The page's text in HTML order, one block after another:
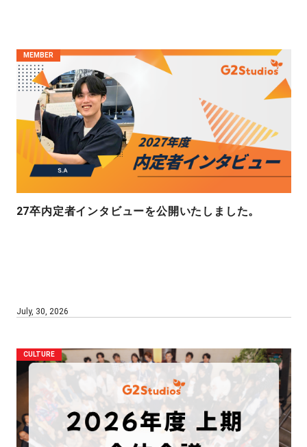
MEMBER
27卒内定者インタビューを公開いたしました。
July, 30, 2026
CULTURE